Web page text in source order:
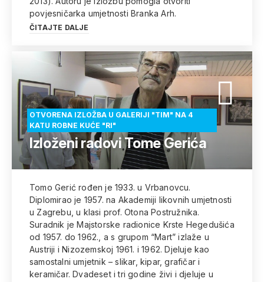
povjesničarka umjetnosti Branka Arh.
ČITAJTE DALJE
OTVORENA IZLOŽBA U GALERIJI "TIM" NA 4
KATU ROBNE KUĆE "RI"
Izloženi radovi Tome Gerića
Tomo Gerić rođen je 1933. u Vrbanovcu.
Diplomirao je 1957. na Akademiji likovnih umjetnosti
u Zagrebu, u klasi prof. Otona Postružnika.
Suradnik je Majstorske radionice Krste Hegedušića
od 1957. do 1962., a s grupom “Mart” izlaže u
Austriji i Nizozemskoj 1961. i 1962. Djeluje kao
samostalni umjetnik – slikar, kipar, grafičar i
keramičar. Dvadeset i tri godine živi i djeluje u